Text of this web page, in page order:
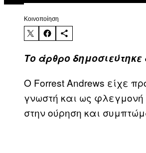
Kοινοποίηση
Το άρθρο
Ο Forrest Andrews είχε
γνωστή και ως
στην ούρηση και